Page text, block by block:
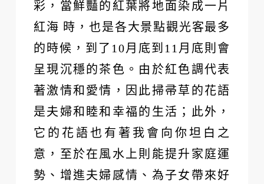
彩，當鮮豔的紅葉將地面染成一片
紅海 時，也是各大景點觀光客最多
的時候，到了10月底到11月底則會
呈現沉穩的茶色。由於紅色調代表
著激情和愛情，因此掃帚草的花語
是夫婦和睦和幸福的生活；此外，
它的花語也有著我會向你坦白之
意，至於在風水上則能提升家庭運
勢、增進夫婦感情、為子女帶來好